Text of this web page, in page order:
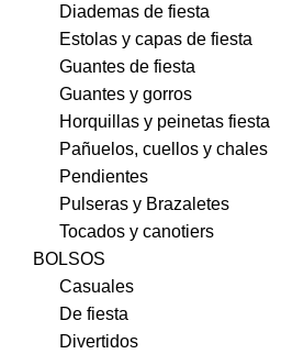
Diademas de fiesta
Estolas y capas de fiesta
Guantes de fiesta
Guantes y gorros
Horquillas y peinetas fiesta
Pañuelos, cuellos y chales
Pendientes
Pulseras y Brazaletes
Tocados y canotiers
BOLSOS
Casuales
De fiesta
Divertidos